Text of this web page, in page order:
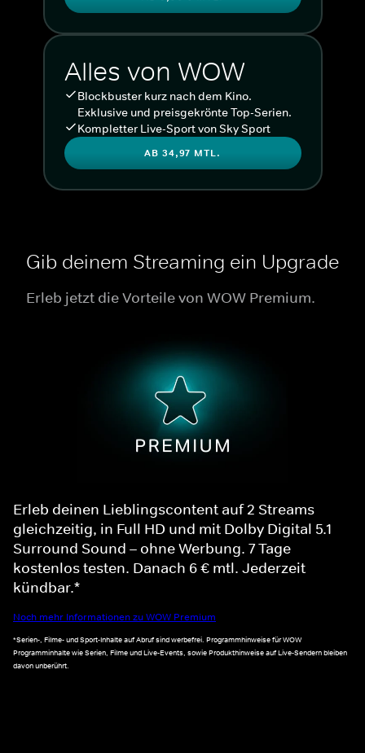
Alles von WOW
Blockbuster kurz nach dem Kino.
Exklusive und preisgekrönte Top-Serien.
Kompletter Live-Sport von Sky Sport
AB 34,97 MTL.
Gib deinem Streaming ein Upgrade
Erleb jetzt die Vorteile von WOW Premium.
Erleb deinen Lieblingscontent auf 2 Streams
gleichzeitig, in Full HD und mit Dolby Digital 5.1
Surround Sound – ohne Werbung. 7 Tage
kostenlos testen. Danach 6 € mtl. Jederzeit
kündbar.*
Noch mehr Informationen zu WOW Premium
*Serien-, Filme- und Sport-Inhalte auf Abruf sind werbefrei. Programmhinweise für WOW
Programminhalte wie Serien, Filme und Live-Events, sowie Produkthinweise auf Live-Sendern bleiben
davon unberührt.